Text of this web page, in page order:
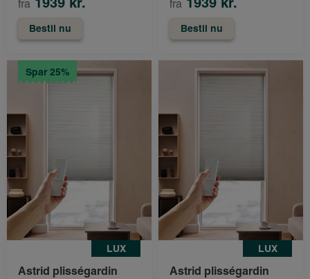
fra
Bestil nu
fra
Bestil nu
Spar 25%
LUX
Astrid plisségardin
LUX
Astrid plisségardin